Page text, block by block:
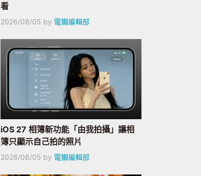
看
2026/08/05 by 電獺編輯部
iOS 27 相簿新功能「由我拍攝」讓相
簿只顯示自己拍的照片
2026/08/05 by 電獺編輯部